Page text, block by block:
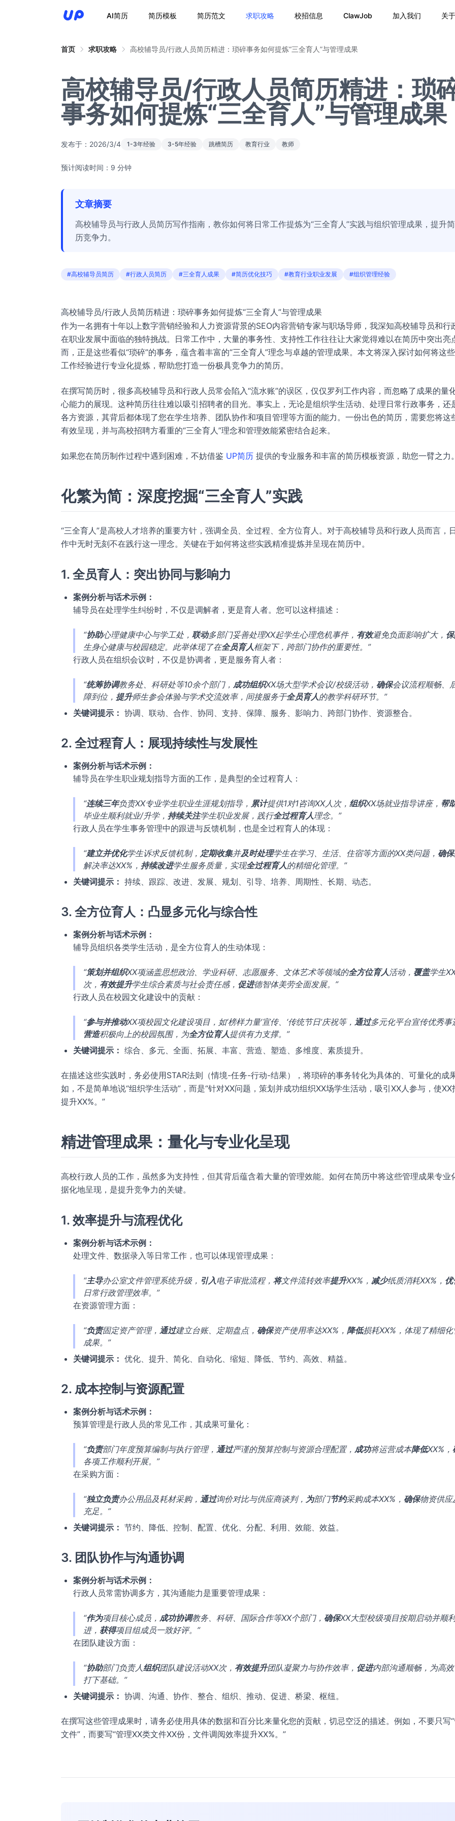
AI简历 简历模板 简历范文 求职攻略 校招信息 ClawJob 加入我们 关
首页 求职攻略 高校辅导员/行政人员简历精进：琐碎事务如何提炼“三全育人”与管理成果
高校辅导员/行政人员简历精进：琐
事务如何提炼“三全育人”与管理成果
发布于： 2026/3/4 1-3年经验 3-5年经验 跳槽简历 教育行业 教师
预计阅读时间：9 分钟
文章摘要
高校辅导员与行政人员简历写作指南，教你如何将日常工作提炼为“三全育人”实践与组织管理成果，提升简
历竞争力。
#高校辅导员简历 #行政人员简历 #三全育人成果 #简历优化技巧 #教育行业职业发展 #组织管理经验
高校辅导员/行政人员简历精进：琐碎事务如何提炼“三全育人”与管理成果
作为一名拥有十年以上数字营销经验和人力资源背景的SEO内容营销专家与职场导师，我深知高校辅导员和行
在职业发展中面临的独特挑战。日常工作中，大量的事务性、支持性工作往往让大家觉得难以在简历中突出亮
而，正是这些看似“琐碎”的事务，蕴含着丰富的“三全育人”理念与卓越的管理成果。本文将深入探讨如何将这
工作经验进行专业化提炼，帮助您打造一份极具竞争力的简历。
在撰写简历时，很多高校辅导员和行政人员常会陷入“流水账”的误区，仅仅罗列工作内容，而忽略了成果的量
心能力的展现。这种简历往往难以吸引招聘者的目光。事实上，无论是组织学生活动、处理日常行政事务，还
各方资源，其背后都体现了您在学生培养、团队协作和项目管理等方面的能力。一份出色的简历，需要您将这
有效呈现，并与高校招聘方看重的“三全育人”理念和管理效能紧密结合起来。
如果您在简历制作过程中遇到困难，不妨借鉴 UP简历 提供的专业服务和丰富的简历模板资源，助您一臂之力。
化繁为简：深度挖掘“三全育人”实践
“三全育人”是高校人才培养的重要方针，强调全员、全过程、全方位育人。对于高校辅导员和行政人员而言，
作中无时无刻不在践行这一理念。关键在于如何将这些实践精准提炼并呈现在简历中。
1. 全员育人：突出协同与影响力
案例分析与话术示例：
辅导员在处理学生纠纷时，不仅是调解者，更是育人者。您可以这样描述：
“协助心理健康中心与学工处， 联动多部门妥善处理XX起学生心理危机事件， 有效避免负面影响扩大，
生身心健康与校园稳定。此举体现了在全员育人框架下，跨部门协作的重要性。”
行政人员在组织会议时，不仅是协调者，更是服务育人者：
“统筹协调教务处、科研处等10余个部门， 成功组织XX场大型学术会议/校级活动， 确保会议流程顺畅、
障到位， 提升师生参会体验与学术交流效率，间接服务于全员育人的教学科研环节。”
关键词提示： 协调、联动、合作、协同、支持、保障、服务、影响力、跨部门协作、资源整合。
2. 全过程育人：展现持续性与发展性
案例分析与话术示例：
辅导员在学生职业规划指导方面的工作，是典型的全过程育人：
“连续三年负责XX专业学生职业生涯规划指导， 累计提供1对1咨询XX人次， 组织XX场就业指导讲座， 帮
毕业生顺利就业/升学， 持续关注学生职业发展，践行全过程育人理念。”
行政人员在学生事务管理中的跟进与反馈机制，也是全过程育人的体现：
“建立并优化学生诉求反馈机制， 定期收集并及时处理学生在学习、生活、住宿等方面的XX类问题， 确保
解决率达XX%， 持续改进学生服务质量，实现全过程育人的精细化管理。”
关键词提示： 持续、跟踪、改进、发展、规划、引导、培养、周期性、长期、动态。
3. 全方位育人：凸显多元化与综合性
案例分析与话术示例：
辅导员组织各类学生活动，是全方位育人的生动体现：
“策划并组织XX项涵盖思想政治、学业科研、志愿服务、文体艺术等领域的全方位育人活动， 覆盖学生
次， 有效提升学生综合素质与社会责任感， 促进德智体美劳全面发展。”
行政人员在校园文化建设中的贡献：
“参与并推动XX项校园文化建设项目，如‘榜样力量’宣传、‘传统节日’庆祝等， 通过多元化平台宣传优秀事
营造积极向上的校园氛围，为全方位育人提供有力支撑。”
关键词提示： 综合、多元、全面、拓展、丰富、营造、塑造、多维度、素质提升。
在描述这些实践时，务必使用STAR法则（情境-任务-行动-结果），将琐碎的事务转化为具体的、可量化的成
如，不是简单地说“组织学生活动”，而是“针对XX问题，策划并成功组织XX场学生活动，吸引XX人参与，使XX
提升XX%。”
精进管理成果：量化与专业化呈现
高校行政人员的工作，虽然多为支持性，但其背后蕴含着大量的管理效能。如何在简历中将这些管理成果专业
据化地呈现，是提升竞争力的关键。
1. 效率提升与流程优化
案例分析与话术示例：
处理文件、数据录入等日常工作，也可以体现管理成果：
“主导办公室文件管理系统升级， 引入电子审批流程， 将文件流转效率提升XX%， 减少纸质消耗XX%， 优
日常行政管理效率。”
在资源管理方面：
“负责固定资产管理， 通过建立台账、定期盘点， 确保资产使用率达XX%， 降低损耗XX%，体现了精细
成果。”
关键词提示： 优化、提升、简化、自动化、缩短、降低、节约、高效、精益。
2. 成本控制与资源配置
案例分析与话术示例：
预算管理是行政人员的常见工作，其成果可量化：
“负责部门年度预算编制与执行管理， 通过严谨的预算控制与资源合理配置， 成功将运营成本降低XX%，
各项工作顺利开展。”
在采购方面：
“独立负责办公用品及耗材采购， 通过询价对比与供应商谈判， 为部门节约采购成本XX%， 确保物资供应
充足。”
关键词提示： 节约、降低、控制、配置、优化、分配、利用、效能、效益。
3. 团队协作与沟通协调
案例分析与话术示例：
行政人员常需协调多方，其沟通能力是重要管理成果：
“作为项目核心成员， 成功协调教务、科研、国际合作等XX个部门， 确保XX大型校级项目按期启动并顺
进， 获得项目组成员一致好评。”
在团队建设方面：
“协助部门负责人组织团队建设活动XX次， 有效提升团队凝聚力与协作效率， 促进内部沟通顺畅，为高
打下基础。”
关键词提示： 协调、沟通、协作、整合、组织、推动、促进、桥梁、枢纽。
在撰写这些管理成果时，请务必使用具体的数据和百分比来量化您的贡献，切忌空泛的描述。例如，不要只写
文件”，而要写“管理XX类文件XX份，文件调阅效率提升XX%。”